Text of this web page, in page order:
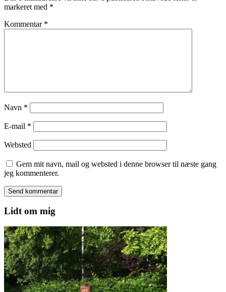
markeret med *
Kommentar *
Navn *
E-mail *
Websted
Gem mit navn, mail og websted i denne browser til næste gang
jeg kommenterer.
Lidt om mig